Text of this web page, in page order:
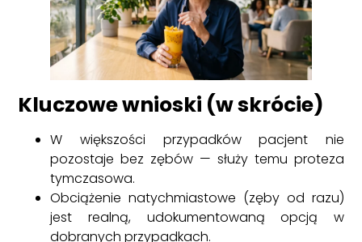
Kluczowe wnioski (w skrócie)
W większości przypadków pacjent nie
pozostaje bez zębów — służy temu proteza
tymczasowa.
Obciążenie natychmiastowe (zęby od razu)
jest realną, udokumentowaną opcją w
dobranych przypadkach.